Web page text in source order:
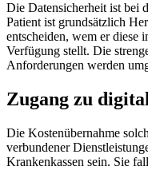
Die Datensicherheit ist bei
Patient ist grundsätzlich
entscheiden, wem er diese
Verfügung stellt. Die
Anforderungen werden
Zugang zu
Die Kostenübernahme
verbundener
Krankenkassen sein. Sie